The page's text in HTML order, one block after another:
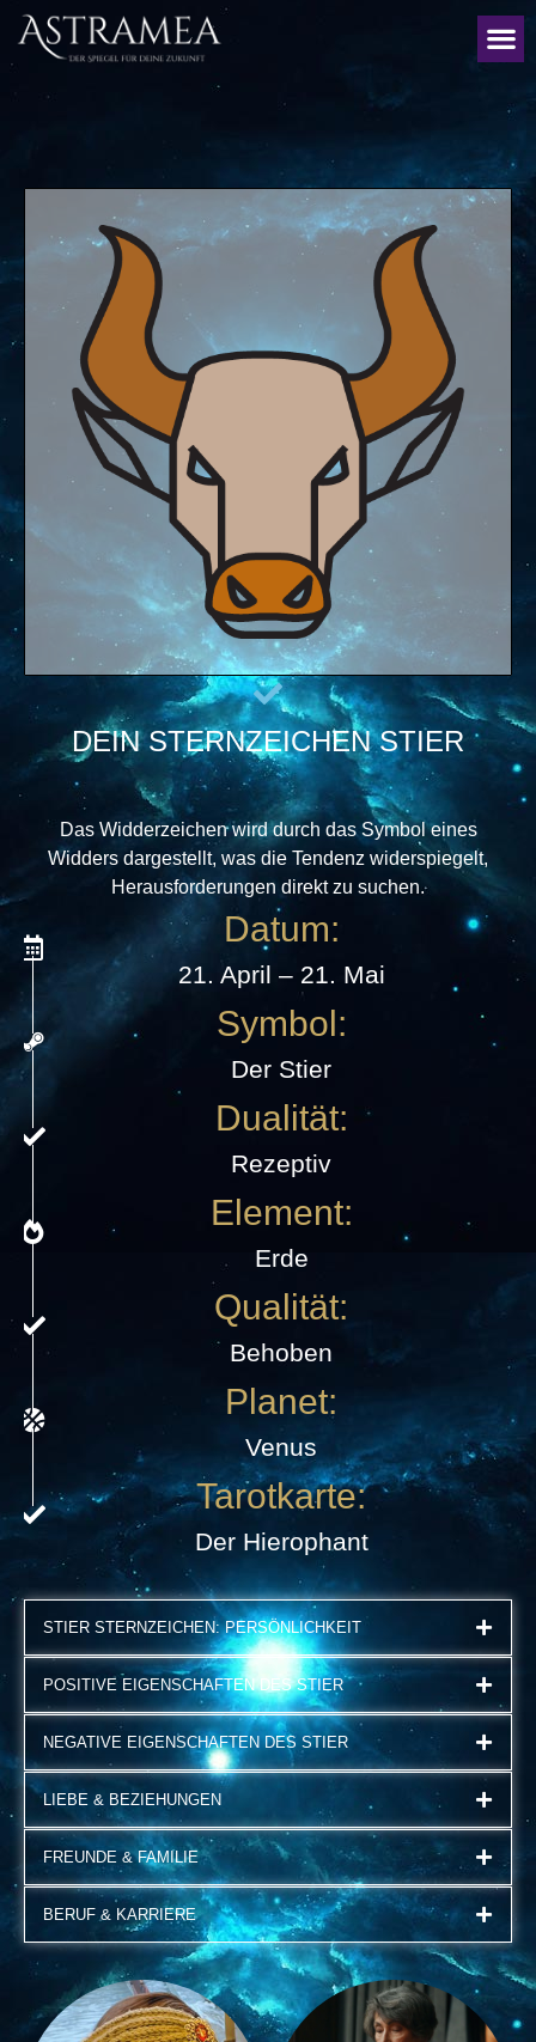
DEIN STERNZEICHEN STIER
DEIN STERNZEICHEN STIER
Das Widderzeichen wird durch das Symbol eines
Widders dargestellt, was die Tendenz widerspiegelt,
Herausforderungen direkt zu suchen.
DEIN STERNZEICHEN STIER
Datum:
21. April – 21. Mai
Symbol:
Der Stier
Dualität:
Rezeptiv
Element:
Erde
Qualität:
Behoben
Planet:
Venus
Tarotkarte:
Der Hierophant
STIER STERNZEICHEN: PERSÖNLICHKEIT
POSITIVE EIGENSCHAFTEN DES STIER
NEGATIVE EIGENSCHAFTEN DES STIER
LIEBE & BEZIEHUNGEN
FREUNDE & FAMILIE
BERUF & KARRIERE